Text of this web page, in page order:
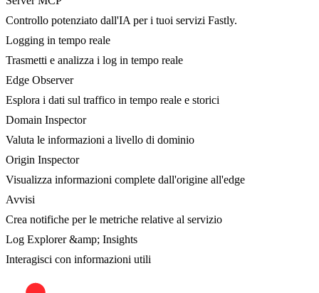
Controllo potenziato dall'IA per i tuoi servizi Fastly.
Logging in tempo reale
Trasmetti e analizza i log in tempo reale
Edge Observer
Esplora i dati sul traffico in tempo reale e storici
Domain Inspector
Valuta le informazioni a livello di dominio
Origin Inspector
Visualizza informazioni complete dall'origine all'edge
Avvisi
Crea notifiche per le metriche relative al servizio
Log Explorer &amp; Insights
Interagisci con informazioni utili